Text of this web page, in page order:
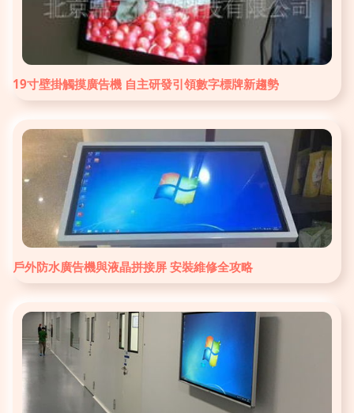
19寸壁掛觸摸廣告機 自主研發引領數字標牌新趨勢
戶外防水廣告機與液晶拼接屏 安裝維修全攻略